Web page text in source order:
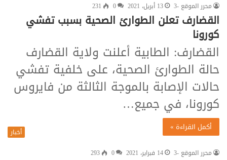
محرر الموقع -3
13 أبريل، 2021 0
231
القضارف تعلن الطوارئ الصحية بسبب تفشي
كورونا
القضارف: الطابية أعلنت ولاية القضارف
حالة الطوارئ الصحية، على خلفية تفشي
حالات الإصابة بالموجة الثالثة من فايروس
كورونا، في جميع…
أكمل القراءة »
أخبار
محرر الموقع -3
14 فبراير، 2021 0
293